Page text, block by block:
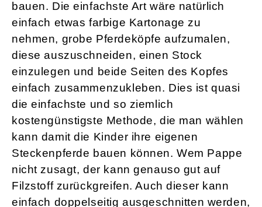
bauen. Die einfachste Art wäre natürlich
einfach etwas farbige Kartonage zu
nehmen, grobe Pferdeköpfe aufzumalen,
diese auszuschneiden, einen Stock
einzulegen und beide Seiten des Kopfes
einfach zusammenzukleben. Dies ist quasi
die einfachste und so ziemlich
kostengünstigste Methode, die man wählen
kann damit die Kinder ihre eigenen
Steckenpferde bauen können. Wem Pappe
nicht zusagt, der kann genauso gut auf
Filzstoff zurückgreifen. Auch dieser kann
einfach doppelseitig ausgeschnitten werden,